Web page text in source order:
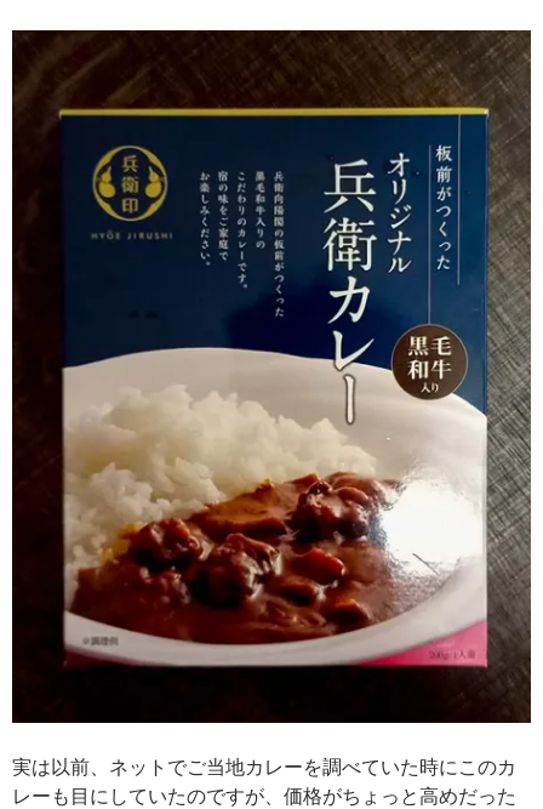
実は以前、ネットでご当地カレーを調べていた時にこのカ
レーも目にしていたのですが、価格がちょっと高めだった